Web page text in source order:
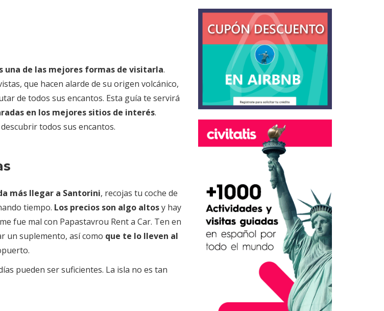
una de las mejores formas de visitarla.
que hacen alarde de su origen volcánico,
de todos sus encantos. Esta guía te servirá
en los mejores sitios de interés.
todos sus encantos.
más llegar a Santorini, recojas tu coche de
tiempo. Los precios son algo altosy hay
fue mal con Papastavrou Rent a Car. Ten en
un suplemento, así como que te lo lleven al
pueden ser suficientes. La isla no es tan